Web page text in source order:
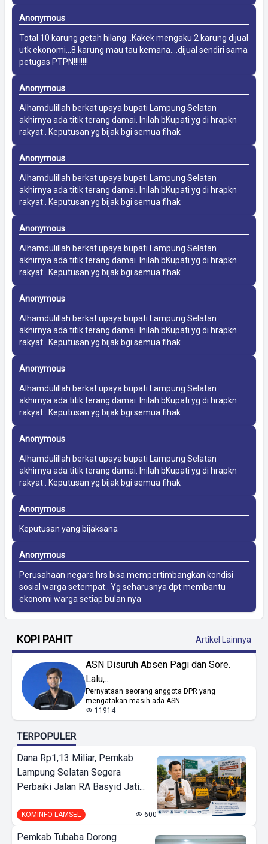
Anonymous
Total 10 karung getah hilang...Kakek mengaku 2 karung dijual
utk ekonomi...8 karung mau tau kemana....dijual sendiri sama
petugas PTPN!!!!!!!!
Anonymous
Alhamdulillah berkat upaya bupati Lampung Selatan
akhirnya ada titik terang damai. Inilah bKupati yg di hrapkn
rakyat . Keputusan yg bijak bgi semua fihak
Anonymous
Alhamdulillah berkat upaya bupati Lampung Selatan
akhirnya ada titik terang damai. Inilah bKupati yg di hrapkn
rakyat . Keputusan yg bijak bgi semua fihak
Anonymous
Alhamdulillah berkat upaya bupati Lampung Selatan
akhirnya ada titik terang damai. Inilah bKupati yg di hrapkn
rakyat . Keputusan yg bijak bgi semua fihak
Anonymous
Alhamdulillah berkat upaya bupati Lampung Selatan
akhirnya ada titik terang damai. Inilah bKupati yg di hrapkn
rakyat . Keputusan yg bijak bgi semua fihak
Anonymous
Alhamdulillah berkat upaya bupati Lampung Selatan
akhirnya ada titik terang damai. Inilah bKupati yg di hrapkn
rakyat . Keputusan yg bijak bgi semua fihak
Anonymous
Alhamdulillah berkat upaya bupati Lampung Selatan
akhirnya ada titik terang damai. Inilah bKupati yg di hrapkn
rakyat . Keputusan yg bijak bgi semua fihak
Anonymous
Keputusan yang bijaksana
Anonymous
Perusahaan negara hrs bisa mempertimbangkan kondisi
sosial warga setempat.. Yg seharusnya dpt membantu
ekonomi warga setiap bulan nya
KOPI PAHIT Artikel Lainnya
ASN Disuruh Absen Pagi dan Sore.
Lalu,...
Pernyataan seorang anggota DPR yang
mengatakan masih ada ASN...
11914
TERPOPULER
Dana Rp1,13 Miliar, Pemkab
Lampung Selatan Segera
Perbaiki Jalan RA Basyid Jati...
KOMINFO LAMSEL 600
Pemkab Tubaba Dorong